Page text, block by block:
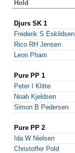
Hold
Djurs SK 1
Frederik S Eskildsen
Rico RH Jensen
Leon Pham
Pure PP 1
Peter I Klitte
Noah Kjeldsen
Simon B Pedersen
Pure PP 2
Ida W Nielsen
Christoffer Pold